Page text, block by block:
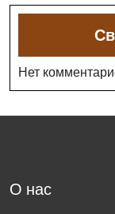
Нет
О нас